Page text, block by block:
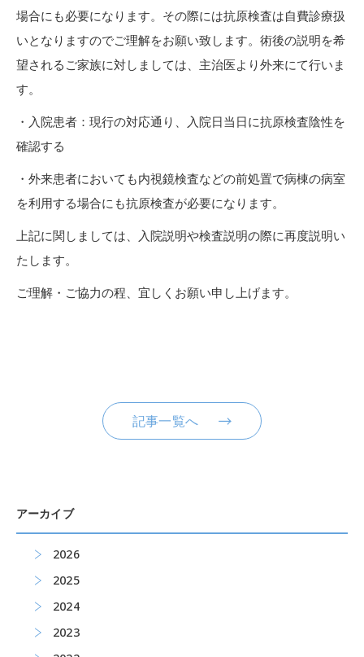
場合にも必要になります。その際には抗原検査は自費診療扱
いとなりますのでご理解をお願い致します。術後の説明を希
望されるご家族に対しましては、主治医より外来にて行いま
す。
・入院患者：現行の対応通り、入院日当日に抗原検査陰性を
確認する
・外来患者においても内視鏡検査などの前処置で病棟の病室
を利用する場合にも抗原検査が必要になります。
上記に関しましては、入院説明や検査説明の際に再度説明い
たします。
ご理解・ご協力の程、宜しくお願い申し上げます。
記事一覧へ
アーカイブ
2026
2025
2024
2023